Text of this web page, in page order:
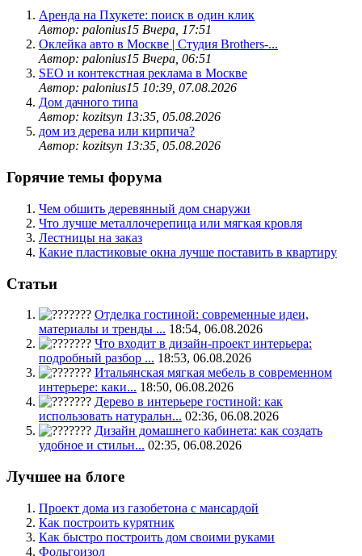
Аренда на Пхукете: поиск в один клик
Автор: palonius15 Вчера, 17:51
Оклейка авто в Москве | Студия Brothers-...
Автор: palonius15 Вчера, 06:51
SEO и контекстная реклама в Москве
Автор: palonius15 10:39, 07.08.2026
Дом дачного типа
Автор: kozitsyn 13:35, 05.08.2026
дом из дерева или кирпича?
Автор: kozitsyn 13:35, 05.08.2026
Горячие темы форума
Чем обшить деревянный дом снаружи
Что лучше металлочерепица или мягкая кровля
Лестницы на заказ
Какие пластиковые окна лучше поставить в квартиру
Статьи
Отделка гостиной: современные идеи,
материалы и тренды ... 18:54, 06.08.2026
Что входит в дизайн-проект интерьера:
подробный разбор ... 18:53, 06.08.2026
Итальянская мягкая мебель в современном
интерьере: каки... 18:50, 06.08.2026
Дерево в интерьере гостиной: как
использовать натуральн... 02:36, 06.08.2026
Дизайн домашнего кабинета: как создать
удобное и стильн... 02:35, 06.08.2026
Лучшее на блоге
Проект дома из газобетона с мансардой
Как построить курятник
Как быстро построить дом своими руками
Фольгоизол